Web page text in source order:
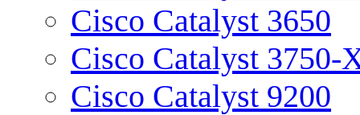
Cisco Catalyst 3650
Cisco Catalyst 3750-
Cisco Catalyst 9200